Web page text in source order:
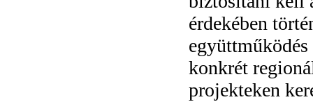
érdekében
konkrét
projekteken